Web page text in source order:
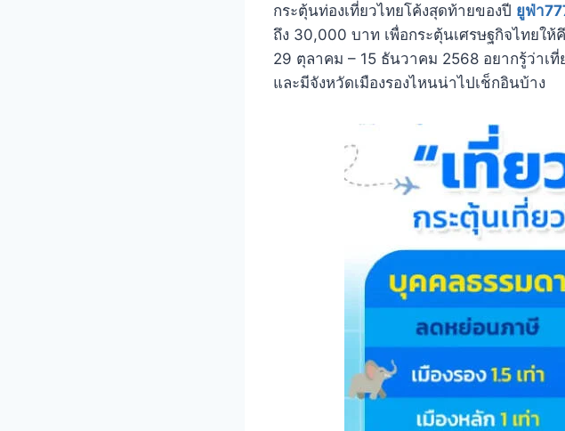
กระตุ้นท่องเที่ยวไทยโค้งสุดท้ายของปี ยูฟ่า
ถึง 30,000 บาท เพื่อกระตุ้นเศรษฐกิจไทยใ
29 ตุลาคม – 15 ธันวาคม 2568 อยากรู้ว่าเ
และมีจังหวัดเมืองรองไหนน่าไปเช็กอินบ้าง